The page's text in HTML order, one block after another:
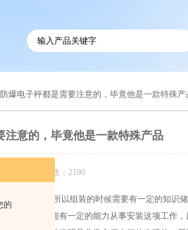
的
爆电子秤都是需要注意的，毕竟他是一款特殊产
注意的，毕竟他是一款特殊产品
14 浏览次数：2190
定的原理，所以组装的时候需要有一定的知识
的，从而才能有一定的能力从事安装这项工作